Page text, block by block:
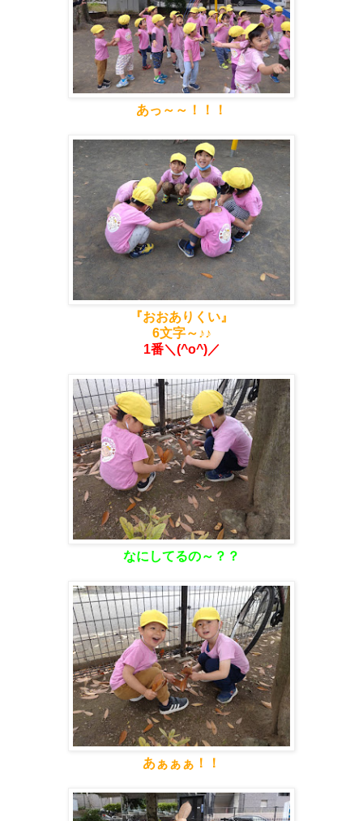
あっ～～！！！
『おおありくい』
6文字～♪♪
1番＼(^o^)／
なにしてるの～？？
あぁぁぁ！！